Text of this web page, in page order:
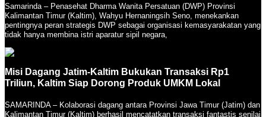
Samarinda – Penasehat Dharma Wanita Persatuan (DWP) Provinsi
Kalimantan Timur (Kaltim), Wahyu Hernaningsih Seno, menekankan
pentingnya peran strategis DWP sebagai organisasi kemasyarakatan yang
tidak hanya membina istri aparatur sipil negara,
Misi Dagang Jatim-Kaltim Bukukan Transaksi Rp1
Triliun, Kaltim Siap Dorong Produk UMKM Lokal
SAMARINDA – Kolaborasi dagang antara Provinsi Jawa Timur (Jatim) dan
Kalimantan Timur (Kaltim) berhasil mencatatkan transaksi fantastis senilai